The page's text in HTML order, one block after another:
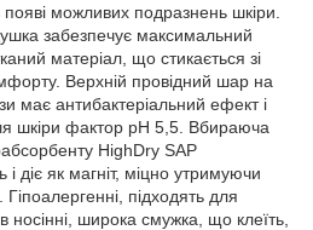
появі можливих подразнень шкіри.
забезпечує максимальний
матеріал, що стикається зі
Верхній провідний шар на
має антибактеріальний ефект і
шкіри фактор рН 5,5. Вбираюча
HighDry SAP
діє як магніт, міцно утримуючи
підходять для
носінні, широка смужка, що клеїть,